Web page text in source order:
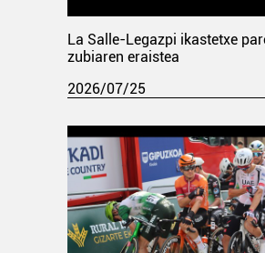
La Salle-Legazpi ikastetxe
zubiaren eraistea
2026/07/25